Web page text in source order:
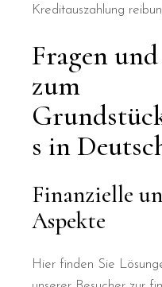
Kreditauszahlung
Fragen
zum
s in
Finanzielle
Aspekte
Hier finden Sie